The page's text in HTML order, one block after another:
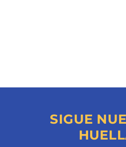
SIGUE